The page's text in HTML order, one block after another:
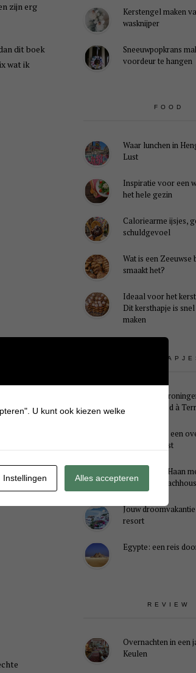
zijn erg
dit boek
wat ik
zijn ze ook
Kerstengel maken
wasknijper
Sneeuwpopkrans
voordeur te hangen
FOOD
Waar lunchen in
Lust
Inspiratie voor een
het hele gezin
Caloriearme ijsjes,
schuldgevoel
Wat is een Zeeuwse
smaakt het?
Ideaal voor het
Dit kersthapje is
maken
Weekendje
met B&B Pied à
Genieten van een
B&B Landlust
Midweek De Haan
verblijf in
Jouw
resort
Egypte: een reis
REVIEW
Overnachten in een
Keulen
U kunt ook kiezen welke
Instellingen Alles accepteren